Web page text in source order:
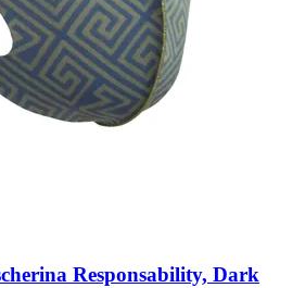
Responsability, Dark